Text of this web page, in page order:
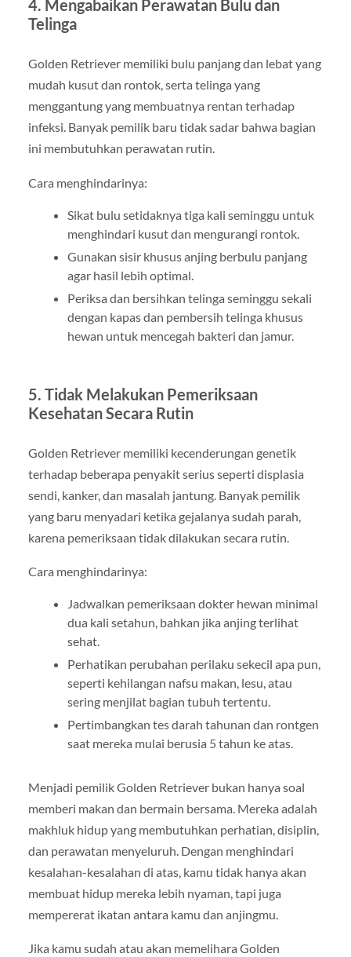
4. Mengabaikan Perawatan Bulu dan
Telinga
Golden Retriever memiliki bulu panjang dan lebat yang
mudah kusut dan rontok, serta telinga yang
menggantung yang membuatnya rentan terhadap
infeksi. Banyak pemilik baru tidak sadar bahwa bagian
ini membutuhkan perawatan rutin.
Cara menghindarinya:
Sikat bulu setidaknya tiga kali seminggu untuk
menghindari kusut dan mengurangi rontok.
Gunakan sisir khusus anjing berbulu panjang
agar hasil lebih optimal.
Periksa dan bersihkan telinga seminggu sekali
dengan kapas dan pembersih telinga khusus
hewan untuk mencegah bakteri dan jamur.
5. Tidak Melakukan Pemeriksaan
Kesehatan Secara Rutin
Golden Retriever memiliki kecenderungan genetik
terhadap beberapa penyakit serius seperti displasia
sendi, kanker, dan masalah jantung. Banyak pemilik
yang baru menyadari ketika gejalanya sudah parah,
karena pemeriksaan tidak dilakukan secara rutin.
Cara menghindarinya:
Jadwalkan pemeriksaan dokter hewan minimal
dua kali setahun, bahkan jika anjing terlihat
sehat.
Perhatikan perubahan perilaku sekecil apa pun,
seperti kehilangan nafsu makan, lesu, atau
sering menjilat bagian tubuh tertentu.
Pertimbangkan tes darah tahunan dan rontgen
saat mereka mulai berusia 5 tahun ke atas.
Menjadi pemilik Golden Retriever bukan hanya soal
memberi makan dan bermain bersama. Mereka adalah
makhluk hidup yang membutuhkan perhatian, disiplin,
dan perawatan menyeluruh. Dengan menghindari
kesalahan-kesalahan di atas, kamu tidak hanya akan
membuat hidup mereka lebih nyaman, tapi juga
mempererat ikatan antara kamu dan anjingmu.
Jika kamu sudah atau akan memelihara Golden